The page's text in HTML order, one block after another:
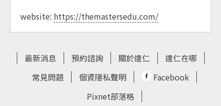
website: https://themastersedu.com/
最新消息 預約諮詢 關於達仁
達仁在哪
常見問題
個資隱私聲明
Facebook
Pixnet部落格